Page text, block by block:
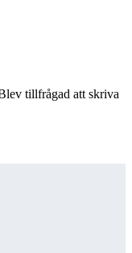
tillfrågad att skriva